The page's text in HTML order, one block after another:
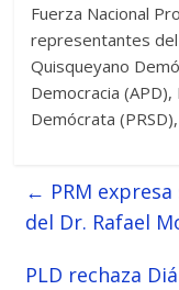
Fuerza Nacional
representantes
Quisqueyano
Democracia
Demócrata
← PRM
del Dr. Rafael
PLD rechaza